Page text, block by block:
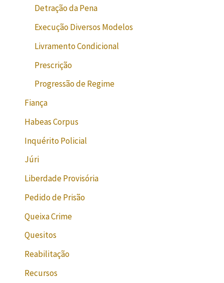
Detração da Pena
Execução Diversos Modelos
Livramento Condicional
Prescrição
Progressão de Regime
Fiança
Habeas Corpus
Inquérito Policial
Júri
Liberdade Provisória
Pedido de Prisão
Queixa Crime
Quesitos
Reabilitação
Recursos